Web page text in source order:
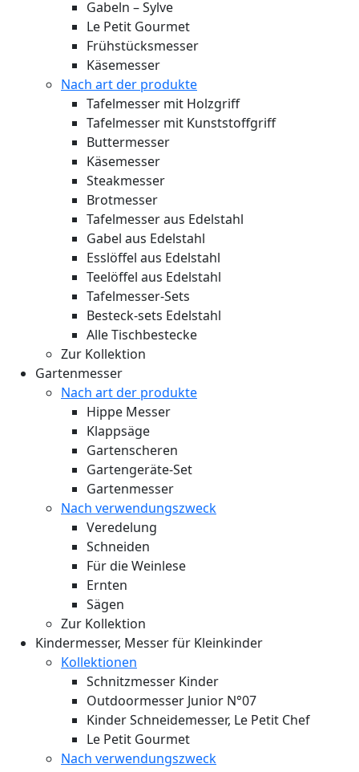
Gabeln – Sylve
Le Petit Gourmet
Frühstücksmesser
Käsemesser
Nach art der produkte
Tafelmesser mit Holzgriff
Tafelmesser mit Kunststoffgriff
Buttermesser
Käsemesser
Steakmesser
Brotmesser
Tafelmesser aus Edelstahl
Gabel aus Edelstahl
Esslöffel aus Edelstahl
Teelöffel aus Edelstahl
Tafelmesser-Sets
Besteck-sets Edelstahl
Alle Tischbestecke
Zur Kollektion
Gartenmesser
Nach art der produkte
Hippe Messer
Klappsäge
Gartenscheren
Gartengeräte-Set
Gartenmesser
Nach verwendungszweck
Veredelung
Schneiden
Für die Weinlese
Ernten
Sägen
Zur Kollektion
Kindermesser, Messer für Kleinkinder
Kollektionen
Schnitzmesser Kinder
Outdoormesser Junior N°07
Kinder Schneidemesser, Le Petit Chef
Le Petit Gourmet
Nach verwendungszweck